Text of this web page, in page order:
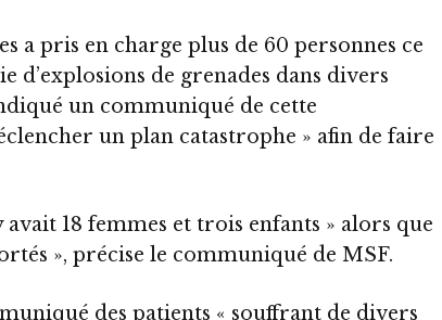
a pris en charge plus de 60 personnes ce
d’explosions de grenades dans divers
un communiqué de cette
un plan catastrophe » afin de faire
avait 18 femmes et trois enfants » alors que
», précise le communiqué de MSF.
des patients « souffrant de divers